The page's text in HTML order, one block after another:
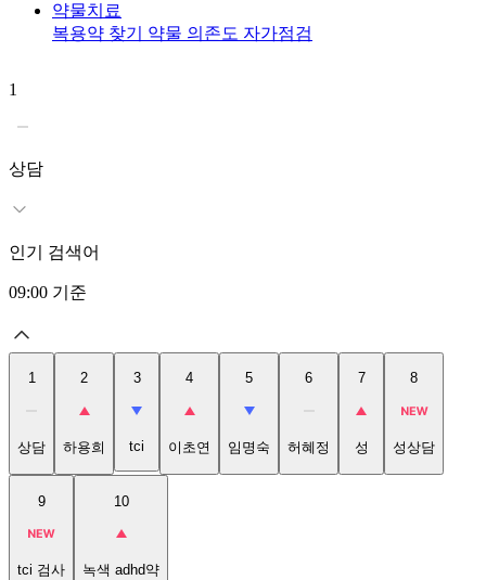
약물치료
복용약 찾기 약물 의존도 자가점검
1
상담
인기 검색어
09:00 기준
1
상담
2
하용희
3
tci
4
이초연
5
임명숙
6
허혜정
7
성
8
성상담
9
tci 검사
10
녹색 adhd약